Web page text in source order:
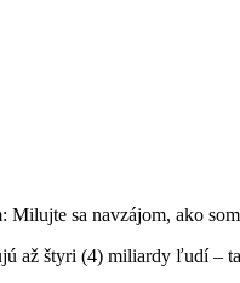
Milujte sa navzájom, ako
až štyri (4) miliardy ľudí –